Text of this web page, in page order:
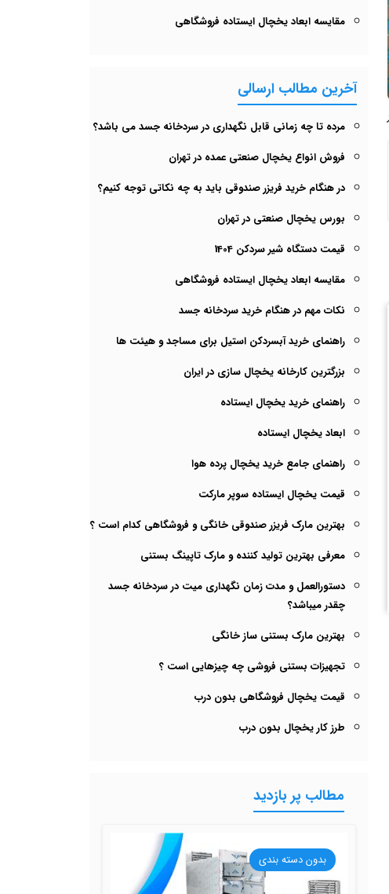
مقایسه ابعاد یخچال ایستاده فروشگاهی
آخرین مطالب ارسالی
مرده تا چه زمانی قابل نگهداری در سردخانه جسد می باشد؟
فروش انواع یخچال صنعتی عمده در تهران
در هنگام خرید فریزر صندوقی باید به چه نکاتی توجه کنیم؟
بورس یخچال صنعتی در تهران
قیمت دستگاه شیر سردکن 1404
مقایسه ابعاد یخچال ایستاده فروشگاهی
نکات مهم در هنگام خرید سردخانه جسد
راهنمای خرید آبسردکن استیل برای مساجد و هیئت ها
بزرگترین کارخانه یخچال سازی در ایران
راهنمای خرید یخچال ایستاده
ابعاد یخچال ایستاده
راهنمای جامع خرید یخچال پرده هوا
قیمت یخچال ایستاده سوپر مارکت
بهترین مارک فریزر صندوقی خانگی و فروشگاهی کدام است ؟
معرفی بهترین تولید کننده و مارک تاپینگ بستنی
دستورالعمل و مدت زمان نگهداری میت در سردخانه جسد
چقدر میباشد؟
بهترین مارک بستنی ساز خانگی
تجهیزات بستنی فروشی چه چیزهایی است ؟
قیمت یخچال فروشگاهی بدون درب
طرز کار یخچال بدون درب
مطالب پر بازدید
بدون دسته بندی